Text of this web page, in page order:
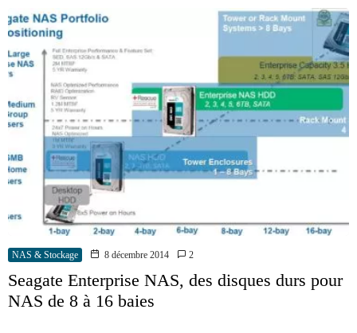
NAS & Stockage 8 décembre 2014 2
Seagate Enterprise NAS, des disques durs pour
NAS de 8 à 16 baies